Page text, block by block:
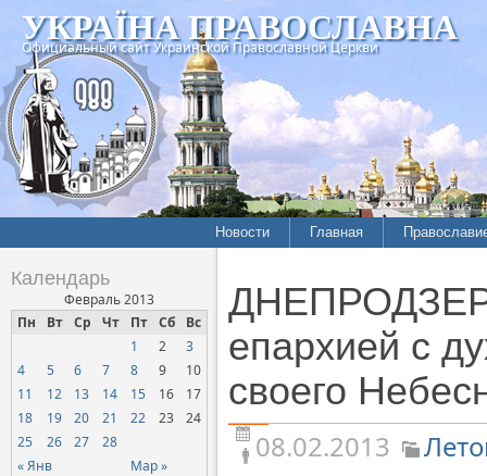
УКРАЇНА ПРАВОСЛАВНА
Официальный сайт Украинской Православной Церкви
Новости
Межконфессиональные
отношения
Нарушения прав
верующих
Официальная хроника
Расколы, ереси, секты
СОЦИАЛЬНОЕ
Главная
История
Хроники
Календарь
Февраль 2013
Пн
Вт Ср Чт Пт Сб Вс
« Янв Мар »
1 2
3
4
5 6 7 8 9
10
11
12 13 14 15 16
17
18
19 20 21 22 23
24
25
26 27 28
епархией с
своего
08.02.2013